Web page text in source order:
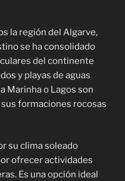
la región del Algarve,
se ha consolidado
del continente
y playas de aguas
Marinha o Lagos son
formaciones rocosas
su clima soleado
ofrecer actividades
Es una opción ideal